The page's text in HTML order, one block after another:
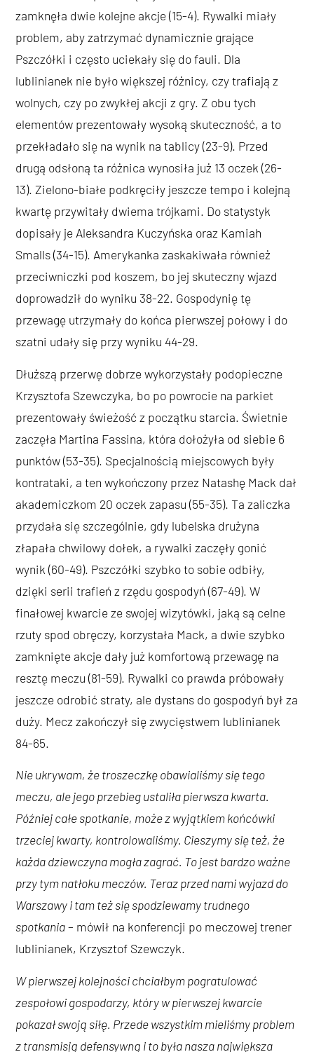
zamknęła dwie kolejne akcje (15-4). Rywalki miały
problem, aby zatrzymać dynamicznie grające
Pszczółki i często uciekały się do fauli. Dla
lublinianek nie było większej różnicy, czy trafiają z
wolnych, czy po zwykłej akcji z gry. Z obu tych
elementów prezentowały wysoką skuteczność, a to
przekładało się na wynik na tablicy (23-9). Przed
drugą odsłoną ta różnica wynosiła już 13 oczek (26-
13). Zielono-białe podkręciły jeszcze tempo i kolejną
kwartę przywitały dwiema trójkami. Do statystyk
dopisały je Aleksandra Kuczyńska oraz Kamiah
Smalls (34-15). Amerykanka zaskakiwała również
przeciwniczki pod koszem, bo jej skuteczny wjazd
doprowadził do wyniku 38-22. Gospodynię tę
przewagę utrzymały do końca pierwszej połowy i do
szatni udały się przy wyniku 44-29.
Dłuższą przerwę dobrze wykorzystały podopieczne
Krzysztofa Szewczyka, bo po powrocie na parkiet
prezentowały świeżość z początku starcia. Świetnie
zaczęła Martina Fassina, która dołożyła od siebie 6
punktów (53-35). Specjalnością miejscowych były
kontrataki, a ten wykończony przez Natashę Mack dał
akademiczkom 20 oczek zapasu (55-35). Ta zaliczka
przydała się szczególnie, gdy lubelska drużyna
złapała chwilowy dołek, a rywalki zaczęły gonić
wynik (60-49). Pszczółki szybko to sobie odbiły,
dzięki serii trafień z rzędu gospodyń (67-49). W
finałowej kwarcie ze swojej wizytówki, jaką są celne
rzuty spod obręczy, korzystała Mack, a dwie szybko
zamknięte akcje dały już komfortową przewagę na
resztę meczu (81-59). Rywalki co prawda próbowały
jeszcze odrobić straty, ale dystans do gospodyń był za
duży. Mecz zakończył się zwycięstwem lublinianek
84-65.
Nie ukrywam, że troszeczkę obawialiśmy się tego
meczu, ale jego przebieg ustaliła pierwsza kwarta.
Później całe spotkanie, może z wyjątkiem końcówki
trzeciej kwarty, kontrolowaliśmy. Cieszymy się też, że
każda dziewczyna mogła zagrać. To jest bardzo ważne
przy tym natłoku meczów. Teraz przed nami wyjazd do
Warszawy i tam też się spodziewamy trudnego
spotkania– mówił na konferencji po meczowej trener
lublinianek, Krzysztof Szewczyk.
W pierwszej kolejności chciałbym pogratulować
zespołowi gospodarzy, który w pierwszej kwarcie
pokazał swoją siłę. Przede wszystkim mieliśmy problem
z transmisją defensywną i to była nasza największa